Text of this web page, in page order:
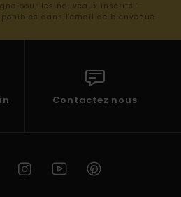
pour les nouveaux inscrits -
dans l'email de bienvenue
Contactez nous